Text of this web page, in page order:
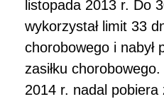
listopada 2013 r. Do
wykorzystał limit 33
chorobowego i nabył
zasiłku
2014 r. nadal pobiera